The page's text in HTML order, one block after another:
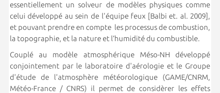
essentiellement un solveur de modèles physiques comme
celui développé au sein de l'équipe feux [Balbi et. al. 2009],
et pouvant prendre en compte les processus de combustion,
la topographie, et la nature et l’humidité du combustible.
Couplé au modèle atmosphérique Méso-NH développé
conjointement par le laboratoire d'aérologie et le Groupe
d'étude de l'atmosphère météorologique (GAME/CNRM,
Météo-France / CNRS) il permet de considèrer les effets